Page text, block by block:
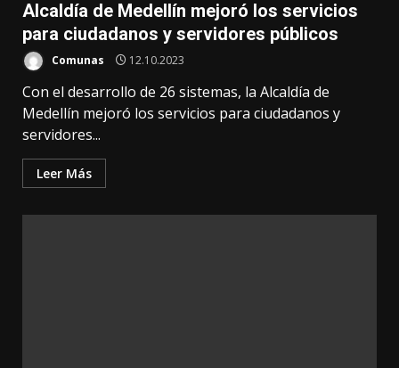
Alcaldía de Medellín mejoró los servicios
para ciudadanos y servidores públicos
Comunas 12.10.2023
Con el desarrollo de 26 sistemas, la Alcaldía de
Medellín mejoró los servicios para ciudadanos y
servidores...
Leer Más